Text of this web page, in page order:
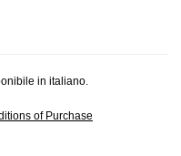
in italiano.
of Purchase